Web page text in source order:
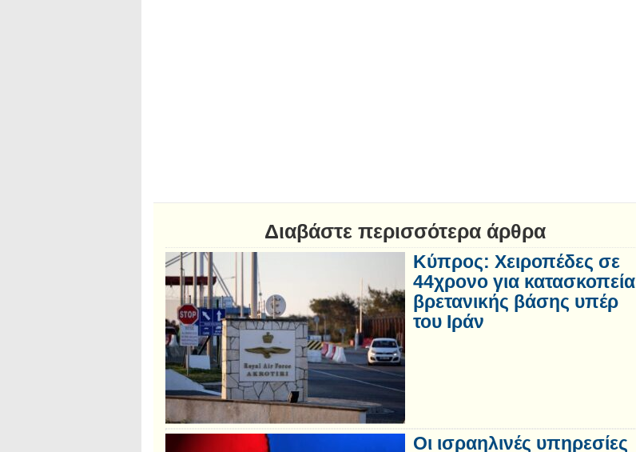
Διαβάστε περισσότερα άρθρα
Κύπρος: Χειροπέδες σε
44χρονο για κατασκοπεία
βρετανικής βάσης υπέρ
του Ιράν
Οι ισραηλινές υπηρεσίες